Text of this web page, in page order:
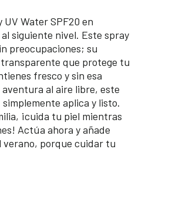
UV Water SPF20 en
siguiente nivel. Este spray
preocupaciones; su
que protege tu
fresco y sin esa
al aire libre, este
aplica y listo.
¡cuida tu piel mientras
Actúa ahora y añade
verano, porque cuidar tu